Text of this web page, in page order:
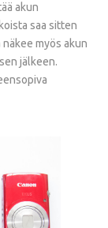
akun
saa sitten
myös akun
jälkeen.